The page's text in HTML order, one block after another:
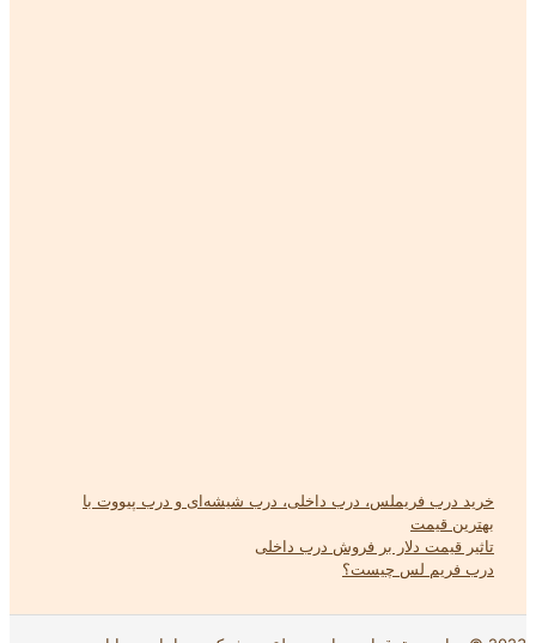
خرید درب فریملس، درب داخلی، درب شیشه‌ای و درب پیووت با
بهترین قیمت
تاثیر قیمت دلار بر فروش درب داخلی
درب فریم لس چیست؟